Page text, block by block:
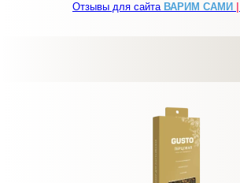
Отзывы для сайта ВАРИМ САМИ